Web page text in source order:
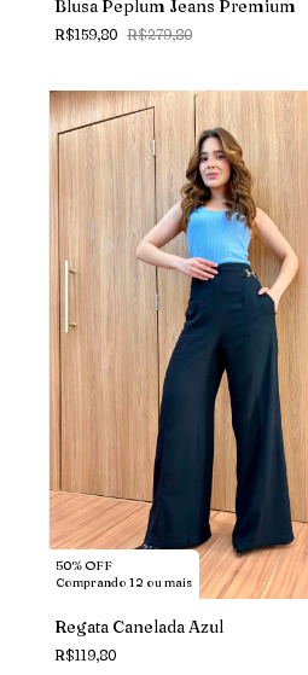
Blusa Peplum Jeans Premium
R$159,80 R$279,80
50% OFF
Comprando 12 ou mais
Regata Canelada Azul
R$119,80